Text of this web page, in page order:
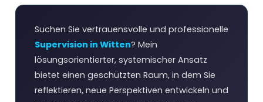
Suchen Sie vertrauensvolle und professionelle
Supervision in Witten? Mein
lösungsorientierter, systemischer Ansatz
bietet einen geschützten Raum, in dem Sie
reflektieren, neue Perspektiven entwickeln und